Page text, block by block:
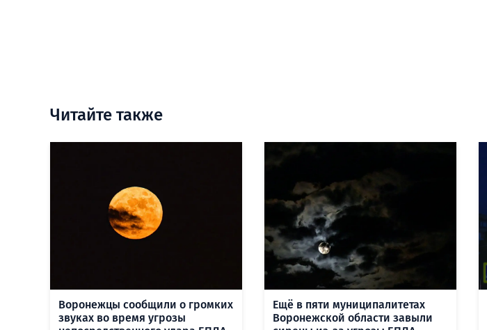
Читайте также
Воронежцы сообщили о громких
звуках во время угрозы
Ещё в пяти муниципалитетах
Воронежской области завыли